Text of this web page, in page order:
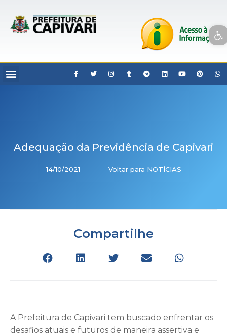
Open toolbar
Adequação da Previdência de Capivari
14/10/2021 Voltar para NOTÍCIAS
Compartilhe
A Prefeitura de Capivari tem buscado enfrentar os
desafios atuais e futuros de maneira assertiva e